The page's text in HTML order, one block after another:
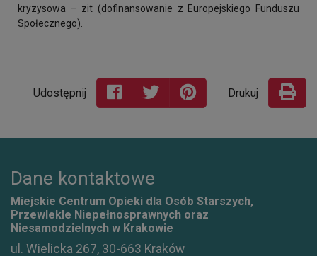
kryzysowa – zit (dofinansowanie z Europejskiego Funduszu
Społecznego).
Udostępnij Drukuj
Dane kontaktowe
Miejskie Centrum Opieki dla Osób Starszych,
Przewlekle Niepełnosprawnych oraz
Niesamodzielnych w Krakowie
ul. Wielicka 267, 30-663 Kraków